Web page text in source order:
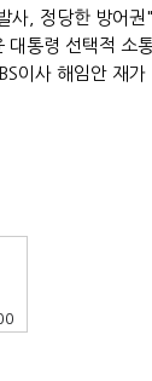
사, 정당한 방어권"
대통령 선택적 소
이사 해임안 재가